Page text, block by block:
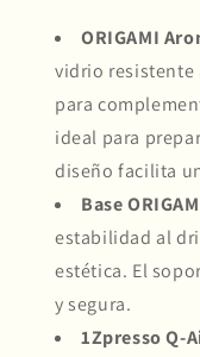
ORIGAMI
vidrio resistente
para
ideal para
diseño facilita
Base
estabilidad al
estética. El
y segura.
1Zpresso Q-